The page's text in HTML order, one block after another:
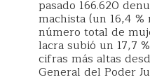
pasado 166.620
machista (un 16,4
número total de
lacra subió un 17,7
cifras más altas
General del Poder